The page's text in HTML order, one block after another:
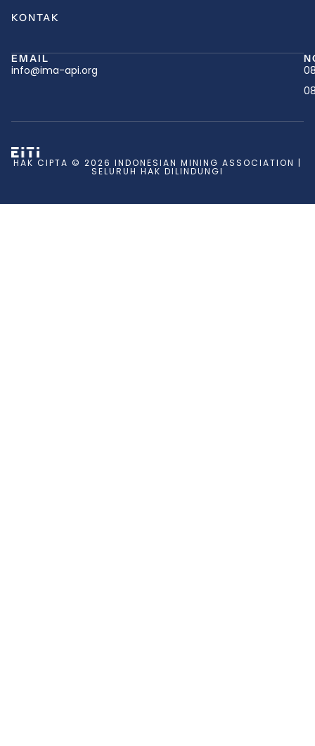
KONTAK
EMAIL
info@ima-api.org
HAK CIPTA © 2026 INDONESIAN MINING ASSOCIATION |
SELURUH HAK DILINDUNGI